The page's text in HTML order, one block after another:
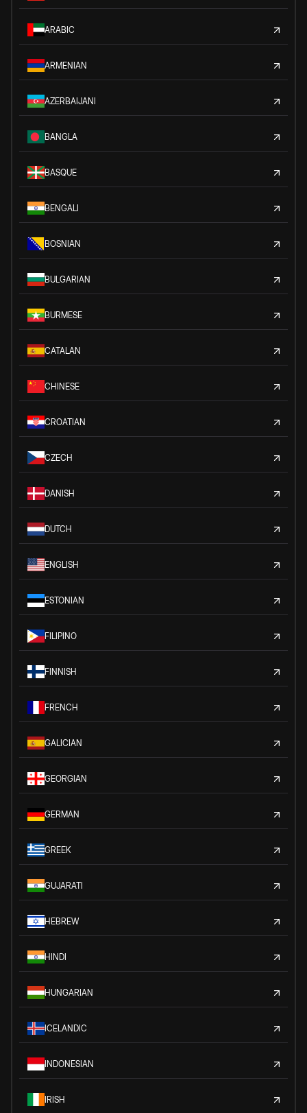
ARABIC
ARMENIAN
AZERBAIJANI
BANGLA
BASQUE
BENGALI
BOSNIAN
BULGARIAN
BURMESE
CATALAN
CHINESE
CROATIAN
CZECH
DANISH
DUTCH
ENGLISH
ESTONIAN
FILIPINO
FINNISH
FRENCH
GALICIAN
GEORGIAN
GERMAN
GREEK
GUJARATI
HEBREW
HINDI
HUNGARIAN
ICELANDIC
INDONESIAN
IRISH